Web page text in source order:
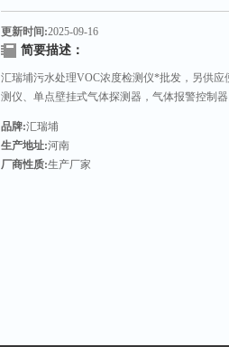
更新时间:2025-09-16
简要描述：
汇瑞埔污水处理VOC浓度检测仪*批发，另供
测仪、单点壁挂式气体探测器，气体报警控制
品牌:汇瑞埔
生产地址:河南
厂商性质:生产厂家